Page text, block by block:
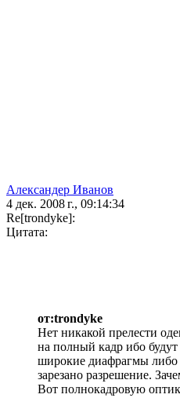
Александер Иванов
4 дек. 2008 г., 09:14:34
Re[trondyke]:
Цитата:
от:trondyke
Нет никакой прелести
на полный кадр ибо
широкие диафрагмы либо
зарезано разрешение.
Вот полнокадровую